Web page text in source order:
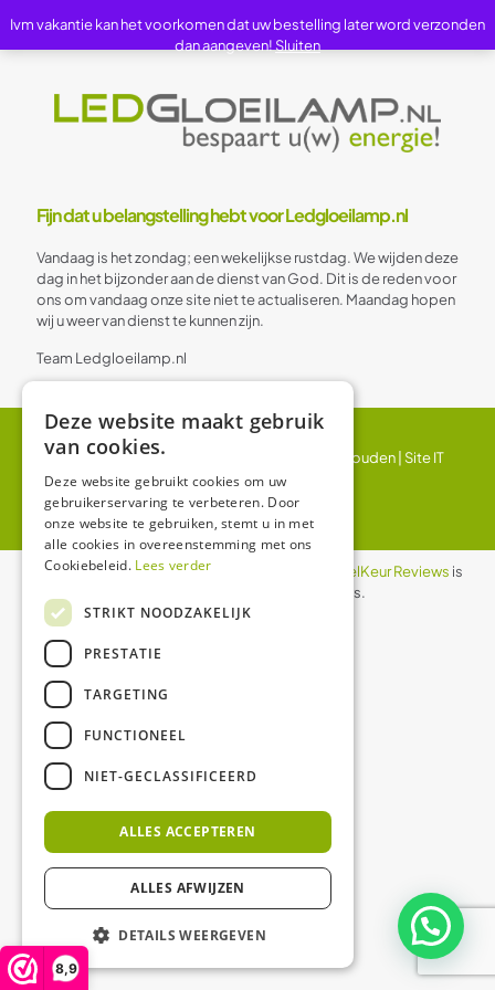
8,9
Fijn dat u belangstelling hebt voor Ledgloeilamp.nl
Vandaag is het zondag; een wekelijkse rustdag. We wijden deze
dag in het bijzonder aan de dienst van God. Dit is de reden voor
ons om vandaag onze site niet te actualiseren. Maandag hopen
wij u weer van dienst te kunnen zijn.
Team Ledgloeilamp.nl
© 2024 Ledgloeilamp | Alle rechten voorbehouden | Site IT
BV
De waardering van ledgloeilamp.nl bij WebwinkelKeur Reviews is
8.9/10 gebaseerd op 1158 reviews.
Ivm vakantie kan het voorkomen dat uw bestelling later word verzonden
dan aangeven! Sluiten
Deze website maakt gebruik
van cookies.
Deze website gebruikt cookies om uw
gebruikerservaring te verbeteren. Door
onze website te gebruiken, stemt u in met
alle cookies in overeenstemming met ons
Cookiebeleid. Lees verder
STRIKT NOODZAKELIJK
PRESTATIE
TARGETING
FUNCTIONEEL
NIET-GECLASSIFICEERD
ALLES ACCEPTEREN
ALLES AFWIJZEN
DETAILS WEERGEVEN